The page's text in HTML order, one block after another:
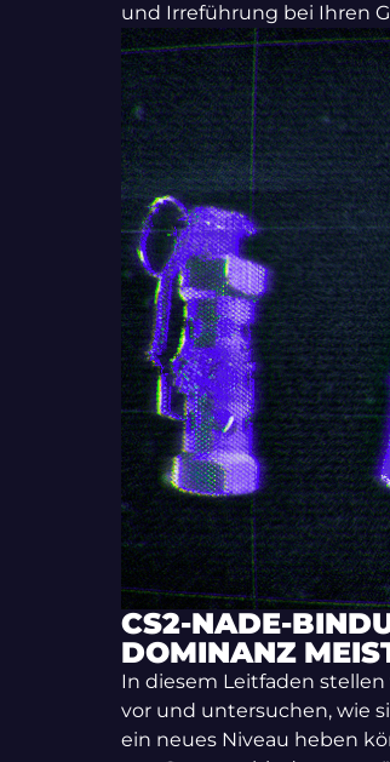
und Irreführung bei Ihren
CS2-NADE-
DOMINANZ
In diesem Leitfaden
vor und untersuchen, wie
ein neues Niveau heben